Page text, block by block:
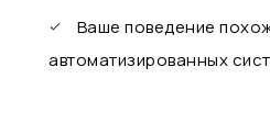
Ваше поведение
автоматизированных